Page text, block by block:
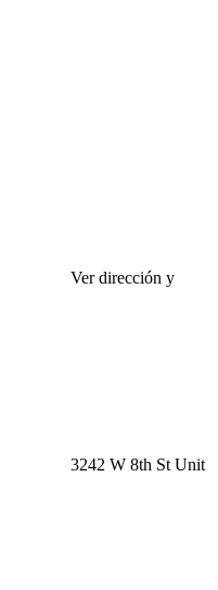
Ver dirección y
3242 W 8th St Unit